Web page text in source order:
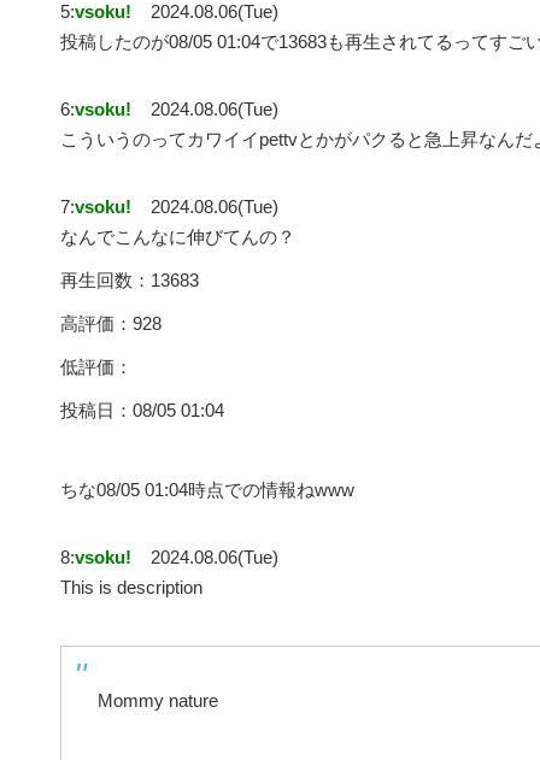
5:vsoku!
2024.08.06(Tue)
投稿したのが08/05 01:04で13683も再生されてるってすご
6:vsoku!
2024.08.06(Tue)
こういうのってカワイイpettvとかがパクると急上昇なんだ
7:vsoku!
2024.08.06(Tue)
なんでこんなに伸びてんの？
再生回数：13683
高評価：928
低評価：
投稿日：08/05 01:04
ちな08/05 01:04時点での情報ねwww
8:vsoku!
2024.08.06(Tue)
This is description
Mommy nature